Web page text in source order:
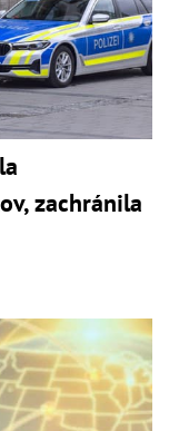
zachránila